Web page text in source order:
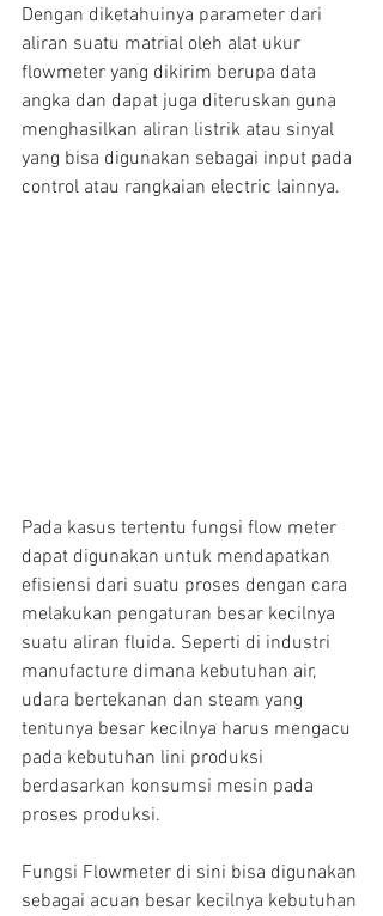
Dengan diketahuinya parameter dari
aliran suatu matrial oleh alat ukur
flowmeter yang dikirim berupa data
angka dan dapat juga diteruskan guna
menghasilkan aliran listrik atau sinyal
yang bisa digunakan sebagai input pada
control atau rangkaian electric lainnya.
Pada kasus tertentu fungsi flow meter
dapat digunakan untuk mendapatkan
efisiensi dari suatu proses dengan cara
melakukan pengaturan besar kecilnya
suatu aliran fluida. Seperti di industri
manufacture dimana kebutuhan air,
udara bertekanan dan steam yang
tentunya besar kecilnya harus mengacu
pada kebutuhan lini produksi
berdasarkan konsumsi mesin pada
proses produksi.
Fungsi Flowmeter di sini bisa digunakan
sebagai acuan besar kecilnya kebutuhan